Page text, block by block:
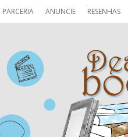
PARCERIA ANUNCIE RESENHAS